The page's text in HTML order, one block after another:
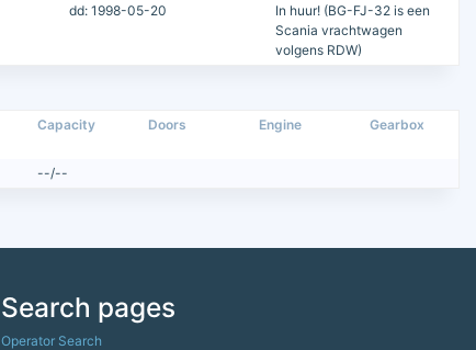
dd: 1998-05-20
In huur! (BG-FJ-32 is een
Scania vrachtwagen
volgens RDW)
Capacity Doors Engine Gearbox
--/--
Search pages
Operator Search